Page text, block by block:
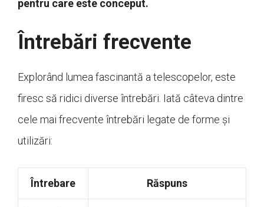
pentru care este conceput.
Întrebări frecvente
Explorând lumea fascinantă a telescopelor, este
firesc să ridici diverse întrebări. Iată câteva dintre
cele mai frecvente întrebări legate de forme și
utilizări:
Întrebare Răspuns